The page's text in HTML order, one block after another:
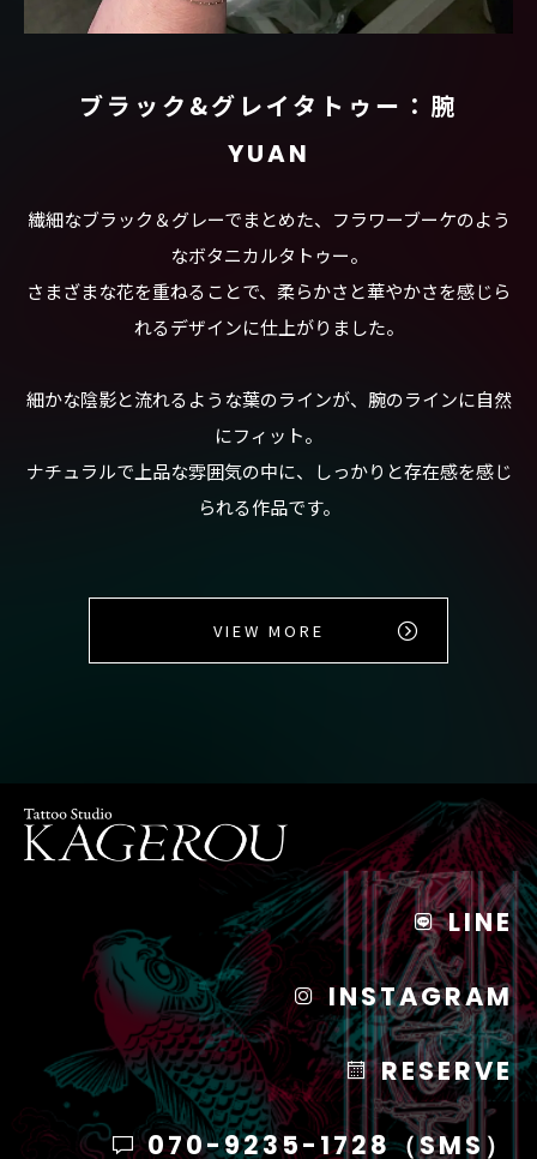
ブラック&グレイタトゥー：腕
YUAN
繊細なブラック＆グレーでまとめた、フラワーブーケのよう
なボタニカルタトゥー。
さまざまな花を重ねることで、柔らかさと華やかさを感じら
れるデザインに仕上がりました。
細かな陰影と流れるような葉のラインが、腕のラインに自然
にフィット。
ナチュラルで上品な雰囲気の中に、しっかりと存在感を感じ
られる作品です。
VIEW MORE
LINE
INSTAGRAM
RESERVE
070-9235-1728（SMS）